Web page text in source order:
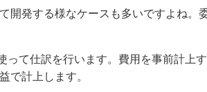
開発する様なケースも多いですよね。
って仕訳を行います。費用を事前計上
で計上します。